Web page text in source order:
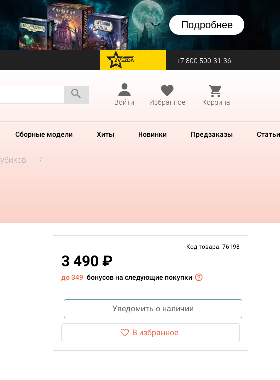
Подробнее
перейти на Zvezda +7 800 500-31-36
Войти
Избранное Корзина
Сборные модели Хиты Новинки Предзаказы Статьи
Код товара: 76198
3 490 ₽
до 349 бонусов на следующие покупки
Уведомить о наличии
В избранное